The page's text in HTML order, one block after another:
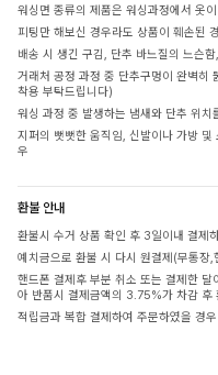
워싱면 종류의 제품은 워싱과정에서 옷
피팅만 해보신 경우라도 상품이 훼손된
배송 시 생긴 구김, 단추 바느질의 느슨
거래처 공정 과정 중 단추구멍이 완벽히
착용 부탁드립니다)
워싱 과정 중 발생하는 냄새와 단추 위치
지퍼의 뻣뻣한 움직임, 신발이나 가방
우
환불 안내
환불시 수거 상품 확인 후 3일이내 결제
예치금으로 환불 시 다시 원결제(무통장
핸드폰 결제후 부분 취소 또는 결제한
아 반품시 결제금액의 3.75%가 차감 후
적립금과 복합 결제하여 주문하였을 경